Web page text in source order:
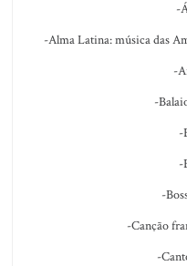
-
-Alma Latina: música das
-
-
-
-
-
-Canção
-